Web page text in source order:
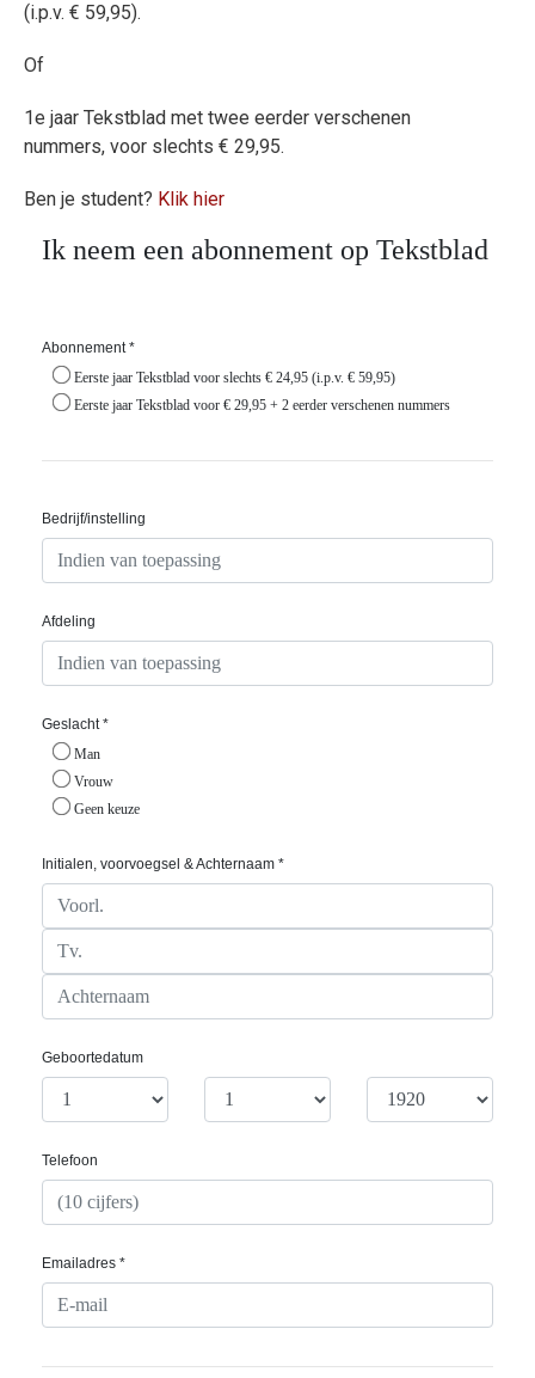
(i.p.v. € 59,95).
Of
1e jaar Tekstblad met twee eerder verschenen
nummers, voor slechts € 29,95.
Ben je student? Klik hier